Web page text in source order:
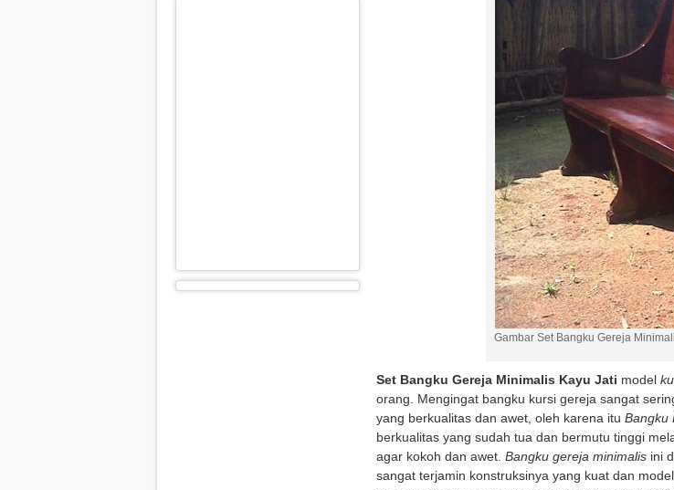
Gambar Set Bangku Gereja
Set Bangku Gereja Minimalis Kayu Jati model
orang. Mengingat bangku kursi gereja sangat
yang berkualitas dan awet, oleh karena itu Bangku
berkualitas yang sudah tua dan bermutu tinggi
agar kokoh dan awet. Bangku gereja minimalis ini
sangat terjamin konstruksinya yang kuat dan